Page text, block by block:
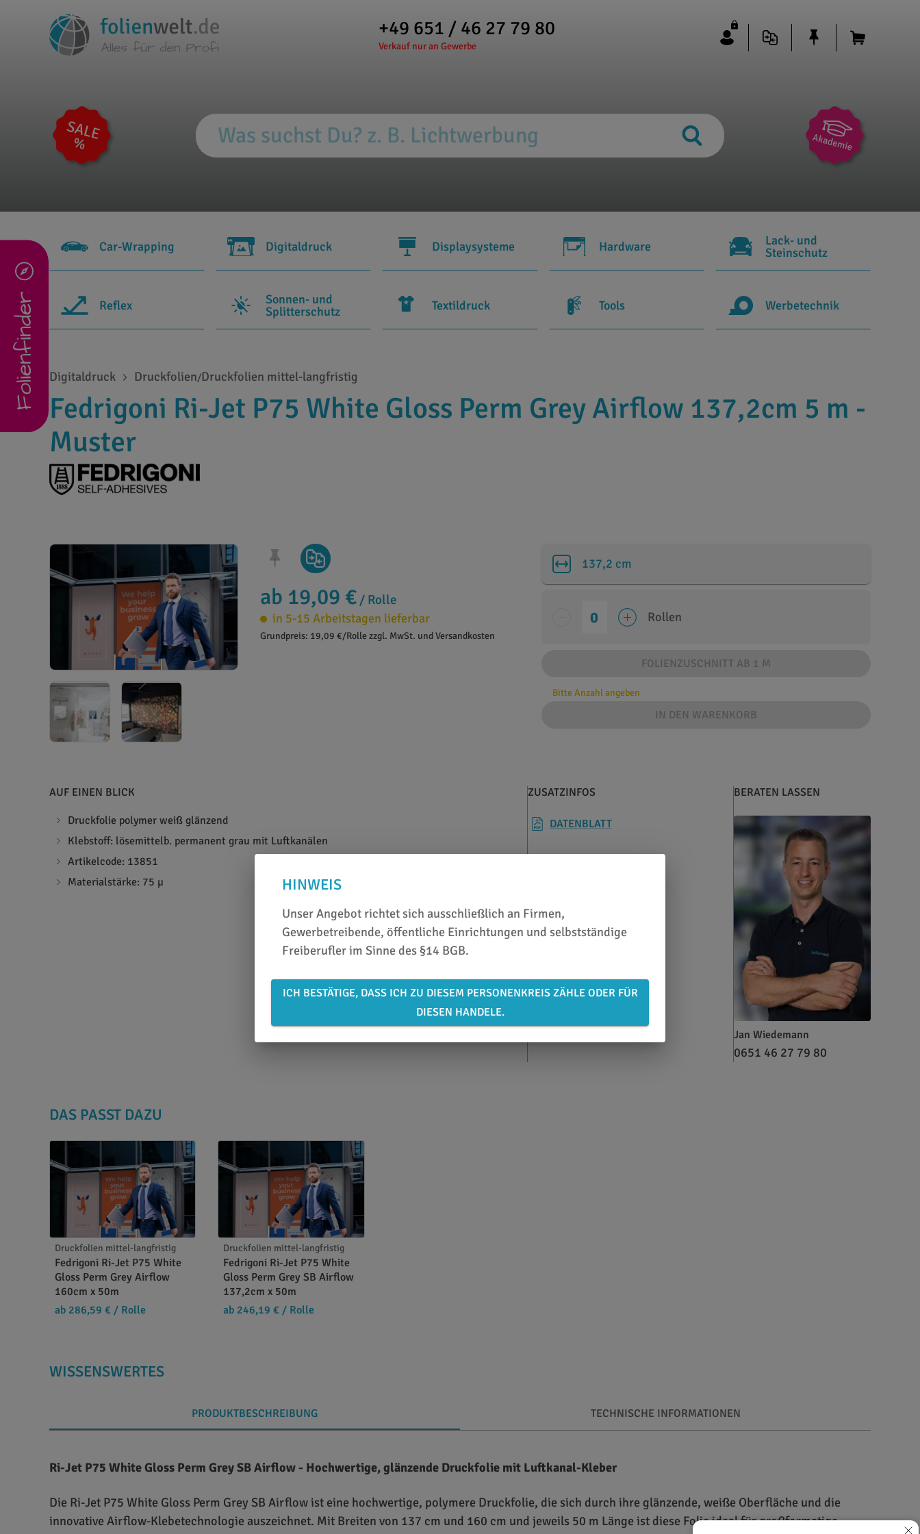
+49 651 / 46 27 79 80
Verkauf nur an Gewerbe
Car-Wrapping Digitaldruck Displaysysteme Hardware
Lack- und
Steinschutz
Reflex
Sonnen- und
Splitterschutz
Textildruck Tools Werbetechnik
Folienfinder Digitaldruck Druckfolien/Druckfolien mittel-langfristig
Fedrigoni Ri-Jet P75 White Gloss Perm Grey Airflow 137,2cm 5 m -
Muster
ab 19,09 € / Rolle
in 5-15 Arbeitstagen lieferbar
Grundpreis: 19,09 €/Rolle zzgl. MwSt. und Versandkosten
137,2 cm
Rollen
FOLIENZUSCHNITT AB 1 M
Bitte Anzahl angeben
IN DEN WARENKORB
AUF EINEN BLICK
Druckfolie polymer weiß glänzend
Klebstoff: lösemittelb. permanent grau mit Luftkanälen
Artikelcode: 13851
Materialstärke: 75 µ
ZUSATZINFOS
DATENBLATT
BERATEN LASSEN
Jan Wiedemann
0651 46 27 79 80
DAS PASST DAZU
Druckfolien mittel-langfristig
Fedrigoni Ri-Jet P75 White
Gloss Perm Grey Airflow
160cm x 50m
ab 286,59 € / Rolle
Druckfolien mittel-langfristig
Fedrigoni Ri-Jet P75 White
Gloss Perm Grey SB Airflow
137,2cm x 50m
ab 246,19 € / Rolle
WISSENSWERTES
PRODUKTBESCHREIBUNG TECHNISCHE INFORMATIONEN
Ri-Jet P75 White Gloss Perm Grey SB Airflow - Hochwertige, glänzende Druckfolie mit Luftkanal-Kleber
Die Ri-Jet P75 White Gloss Perm Grey SB Airflow ist eine hochwertige, polymere Druckfolie, die sich durch ihre glänzende, weiße Oberfläche und die
innovative Airflow-Klebetechnologie auszeichnet. Mit Breiten von 137 cm und 160 cm und jeweils 50 m Länge ist diese Folie ideal für großformatige
HINWEIS
Unser Angebot richtet sich ausschließlich an Firmen,
Gewerbetreibende, öffentliche Einrichtungen und selbstständige
Freiberufler im Sinne des §14 BGB.
ICH BESTÄTIGE, DASS ICH ZU DIESEM PERSONENKREIS ZÄHLE ODER FÜR
DIESEN HANDELE.